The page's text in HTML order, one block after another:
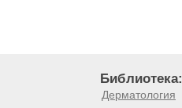
Библиотека:
Дерматология